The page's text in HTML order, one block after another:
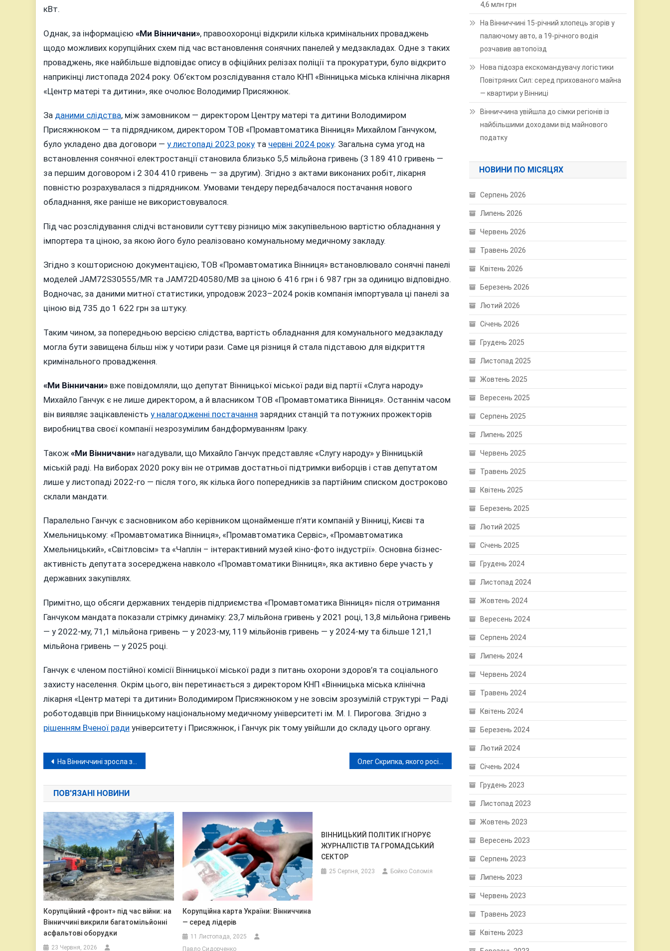
кВт.
Однак, за інформацією «Ми Вінничани», правоохоронці відкрили кілька кримінальних проваджень
щодо можливих корупційних схем під час встановлення сонячних панелей у медзакладах. Одне з таких
проваджень, яке найбільше відповідає опису в офіційних релізах поліції та прокуратури, було відкрито
наприкінці листопада 2024 року. Об’єктом розслідування стало КНП «Вінницька міська клінічна лікарня
«Центр матері та дитини», яке очолює Володимир Присяжнюк.
За даними слідства, між замовником — директором Центру матері та дитини Володимиром
Присяжнюком — та підрядником, директором ТОВ «Промавтоматика Вінниця» Михайлом Ганчуком,
було укладено два договори — у листопаді 2023 року та червні 2024 року. Загальна сума угод на
встановлення сонячної електростанції становила близько 5,5 мільйона гривень (3 189 410 гривень —
за першим договором і 2 304 410 гривень — за другим). Згідно з актами виконаних робіт, лікарня
повністю розрахувалася з підрядником. Умовами тендеру передбачалося постачання нового
обладнання, яке раніше не використовувалося.
Під час розслідування слідчі встановили суттєву різницю між закупівельною вартістю обладнання у
імпортера та ціною, за якою його було реалізовано комунальному медичному закладу.
Згідно з кошторисною документацією, ТОВ «Промавтоматика Вінниця» встановлювало сонячні панелі
моделей JAM72S30555/MR та JAM72D40580/MB за ціною 6 416 грн і 6 987 грн за одиницю відповідно.
Водночас, за даними митної статистики, упродовж 2023–2024 років компанія імпортувала ці панелі за
ціною від 735 до 1 622 грн за штуку.
Таким чином, за попередньою версією слідства, вартість обладнання для комунального медзакладу
могла бути завищена більш ніж у чотири рази. Саме ця різниця й стала підставою для відкриття
кримінального провадження.
«Ми Вінничани» вже повідомляли, що депутат Вінницької міської ради від партії «Слуга народу»
Михайло Ганчук є не лише директором, а й власником ТОВ «Промавтоматика Вінниця». Останнім часом
він виявляє зацікавленість у налагодженні постачання зарядних станцій та потужних прожекторів
виробництва своєї компанії незрозумілим бандформуванням Іраку.
Також «Ми Вінничани» нагадували, що Михайло Ганчук представляє «Слугу народу» у Вінницькій
міській раді. На виборах 2020 року він не отримав достатньої підтримки виборців і став депутатом
лише у листопаді 2022-го — після того, як кілька його попередників за партійним списком достроково
склали мандати.
Паралельно Ганчук є засновником або керівником щонайменше п’яти компаній у Вінниці, Києві та
Хмельницькому: «Промавтоматика Вінниця», «Промавтоматика Сервіс», «Промавтоматика
Хмельницький», «Світловсім» та «Чаплін – інтерактивний музей кіно-фото індустрії». Основна бізнес-
активність депутата зосереджена навколо «Промавтоматики Вінниця», яка активно бере участь у
державних закупівлях.
Примітно, що обсяги державних тендерів підприємства «Промавтоматика Вінниця» після отримання
Ганчуком мандата показали стрімку динаміку: 23,7 мільйона гривень у 2021 році, 13,8 мільйона гривень
— у 2022-му, 71,1 мільйона гривень — у 2023-му, 119 мільйонів гривень — у 2024-му та більше 121,1
мільйона гривень — у 2025 році.
Ганчук є членом постійної комісії Вінницької міської ради з питань охорони здоров’я та соціального
захисту населення. Окрім цього, він перетинається з директором КНП «Вінницька міська клінічна
лікарня «Центр матері та дитини» Володимиром Присяжнюком у не зовсім зрозумілій структурі — Раді
роботодавців при Вінницькому національному медичному університеті ім. М. І. Пирогова. Згідно з
рішенням Вченої ради університету і Присяжнюк, і Ганчук рік тому увійшли до складу цього органу.
Навігація
записів
На Вінниччині зросла захворюваність на ГРВІ, але епідемічний поріг не перевищено
ПОВ'ЯЗАНІ НОВИНИ
Корупційний «фронт» під час війни: на
Вінниччині викрили багатомільйонні
асфальтові оборудки
23 Червня, 2026
Корупційна карта України: Вінниччина
— серед лідерів
11 Листопада, 2025
Павло Сидорченко
ВІННИЦЬКИЙ ПОЛІТИК ІГНОРУЄ
ЖУРНАЛІСТІВ ТА ГРОМАДСЬКИЙ
СЕКТОР
25 Серпня, 2023 Бойко Соломія
4,6 млн грн
На Вінниччині 15-річний хлопець згорів у
палаючому авто, а 19-річного водія
розчавив автопоїзд
Нова підозра екскомандувачу логістики
Повітряних Сил: серед прихованого майна
— квартири у Вінниці
Вінниччина увійшла до сімки регіонів із
найбільшими доходами від майнового
податку
НОВИНИ ПО МІСЯЦЯХ
Серпень 2026
Липень 2026
Червень 2026
Травень 2026
Квітень 2026
Березень 2026
Лютий 2026
Січень 2026
Грудень 2025
Листопад 2025
Жовтень 2025
Вересень 2025
Серпень 2025
Липень 2025
Червень 2025
Травень 2025
Квітень 2025
Березень 2025
Лютий 2025
Січень 2025
Грудень 2024
Листопад 2024
Жовтень 2024
Вересень 2024
Серпень 2024
Липень 2024
Червень 2024
Травень 2024
Квітень 2024
Березень 2024
Лютий 2024
Січень 2024
Грудень 2023
Листопад 2023
Жовтень 2023
Вересень 2023
Серпень 2023
Липень 2023
Червень 2023
Травень 2023
Квітень 2023